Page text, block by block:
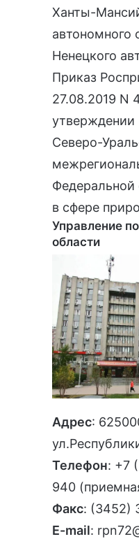
Ханты-
автономного
Ненецкого
Приказ
27.08.2019 N
Северо-
в сфере
Управление
области
Адрес:
Телефон: +7
940
Факс: (3452)
E-mail: